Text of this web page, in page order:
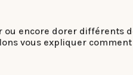
encore dorer différents
vous expliquer